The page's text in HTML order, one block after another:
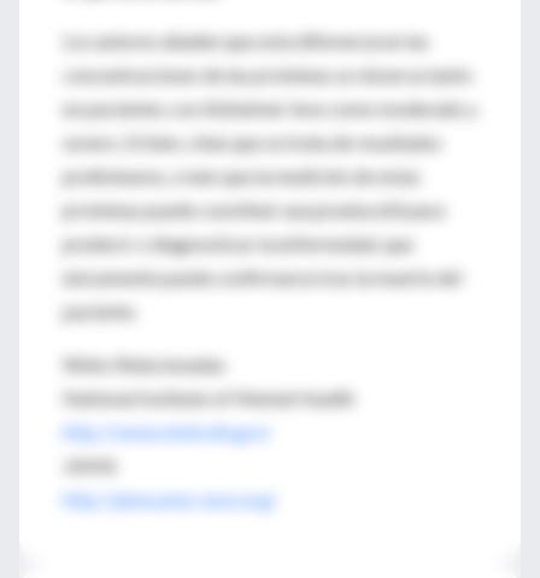
Los autores añaden que esta diferencia en las
concentraciones de las proteínas se observa tanto
en pacientes con Alzheimer leve como moderado y
severo. Si bien, citan que se trata de resultados
preliminares, creen que la medición de estas
proteínas puede constituir una prueba útil para
predecir o diagnosticar la enfermedad, que
únicamente puede confirmarse tras la muerte del
paciente.
Webs Relacionadas
National Institute of Mental Health
http://www.nimh.nih.gov/
JAMA
http://jama.ama-assn.org/